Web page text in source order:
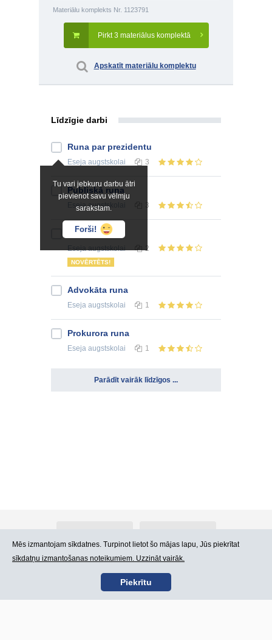
Materiālu komplekts Nr. 1123791
Pirkt 3 materiālus komplektā
Apskatīt materiālu komplektu
Līdzīgie darbi
Tu vari jebkuru darbu ātri
pievienot savu vēlmju
sarakstam.
Forši!
Runa par prezidentu
Eseja augstskolai 3
Publiskā runa
Esejaaugstskolai 3
Runa - aborts
2
NOVĒRTĒTS!
Advokāta runa
Eseja augstskolai 1
Prokurora runa
Eseja augstskolai 1
Parādīt vairāk līdzīgos ...
Kontakti Lietošanas noteikumi
Mēs izmantojam sīkdatnes. Turpinot lietot šo mājas lapu, Jūs piekrītat
sīkdatņu izmantošanas noteikumiem. Uzzināt vairāk.
Piekrītu